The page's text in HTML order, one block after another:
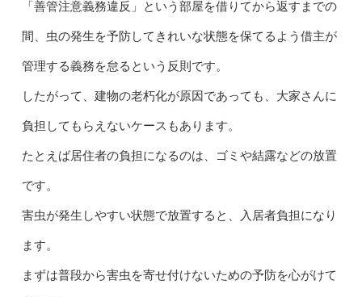
「善管注意義務違反」という部屋を借りてから返すまでの
間、虫の発生を予防してきれいな状態を保てるよう借主が
管理する義務を怠るという反則です。
したがって、建物の老朽化が原因であっても、大家さんに
負担してもらえないケースもあります。
たとえば居住者の負担になるのは、ゴミや結露などの放置
です。
害虫が発生しやすい状態で放置すると、入居者負担になり
ます。
まずは普段から害虫を寄せ付けないための予防を心がけて